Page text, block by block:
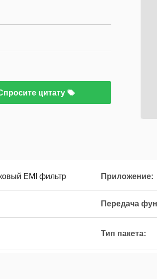
цитату
EMI фильтр Приложение:
Передача
Тип пакета: